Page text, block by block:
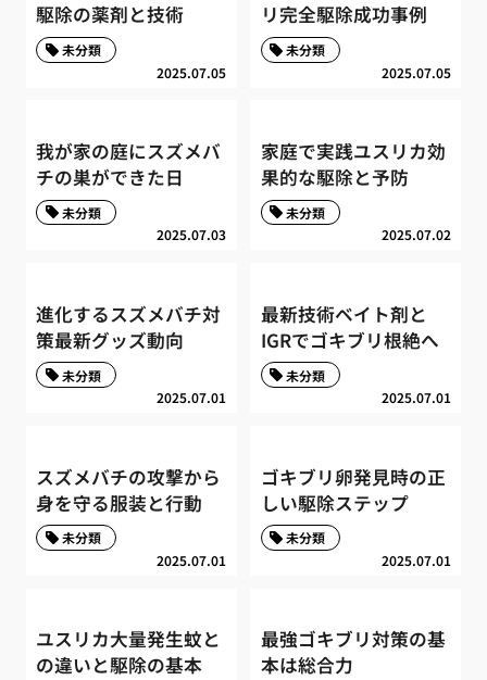
駆除の薬剤と技術
2025.07.05
未分類
リ完全駆除成功事例
2025.07.05
未分類
我が家の庭にスズメバ
チの巣ができた日
2025.07.03
未分類
家庭で実践ユスリカ効
果的な駆除と予防
2025.07.02
未分類
進化するスズメバチ対
策最新グッズ動向
2025.07.01
未分類
最新技術ベイト剤と
IGRでゴキブリ根絶へ
2025.07.01
未分類
スズメバチの攻撃から
身を守る服装と行動
2025.07.01
未分類
ゴキブリ卵発見時の正
しい駆除ステップ
2025.07.01
未分類
ユスリカ大量発生蚊と
の違いと駆除の基本
最強ゴキブリ対策の基
本は総合力